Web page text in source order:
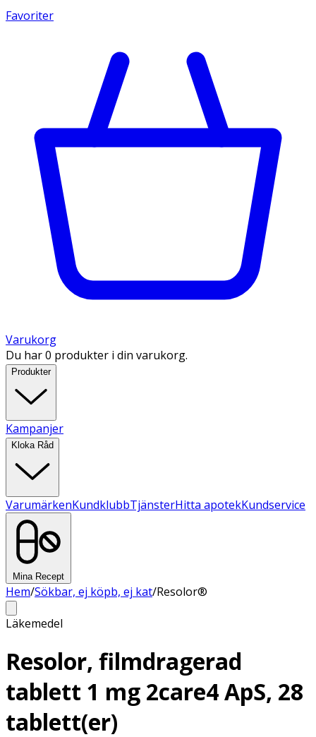
Favoriter
Varukorg
Du har 0 produkter i din varukorg.
Produkter
Kampanjer
Kloka Råd
VarumärkenKundklubbTjänsterHitta apotekKundservice
Mina Recept
Hem/Sökbar, ej köpb, ej kat/Resolor®
Läkemedel
Resolor, filmdragerad
tablett 1 mg 2care4 ApS, 28
tablett(er)